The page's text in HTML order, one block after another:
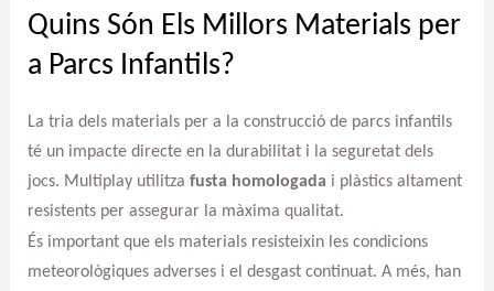
Quins Són Els Millors Materials per
a Parcs Infantils?
La tria dels materials per a la construcció de parcs infantils
té un impacte directe en la durabilitat i la seguretat dels
jocs. Multiplay utilitza fusta homologada i plàstics altament
resistents per assegurar la màxima qualitat.
És important que els materials resisteixin les condicions
meteorològiques adverses i el desgast continuat. A més, han